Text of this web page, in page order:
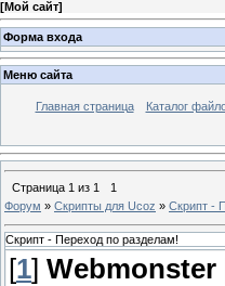
[Мой сайт]
Форма входа
Меню сайта
Главная страница Каталог
Страница 1 из 1
1
Форум » Скрипты для Ucoz » Скрипт -
Скрипт - Переход по разделам!
[1] Webmonster